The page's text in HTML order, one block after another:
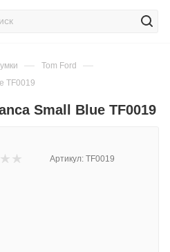
— Tom Ford —
TF0019
Small Blue TF0019
Артикул: TF0019